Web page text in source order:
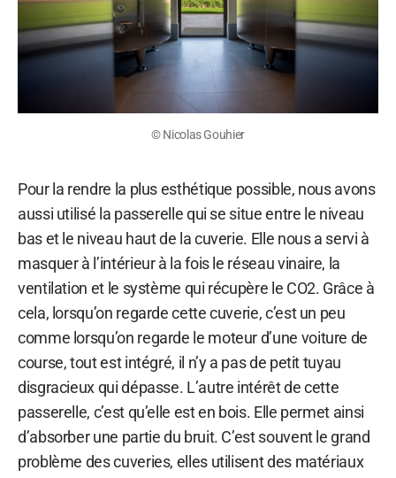
© Nicolas Gouhier
Pour la rendre la plus esthétique possible, nous avons
aussi utilisé la passerelle qui se situe entre le niveau
bas et le niveau haut de la cuverie. Elle nous a servi à
masquer à l’intérieur à la fois le réseau vinaire, la
ventilation et le système qui récupère le CO2. Grâce à
cela, lorsqu’on regarde cette cuverie, c’est un peu
comme lorsqu’on regarde le moteur d’une voiture de
course, tout est intégré, il n’y a pas de petit tuyau
disgracieux qui dépasse. L’autre intérêt de cette
passerelle, c’est qu’elle est en bois. Elle permet ainsi
d’absorber une partie du bruit. C’est souvent le grand
problème des cuveries, elles utilisent des matériaux